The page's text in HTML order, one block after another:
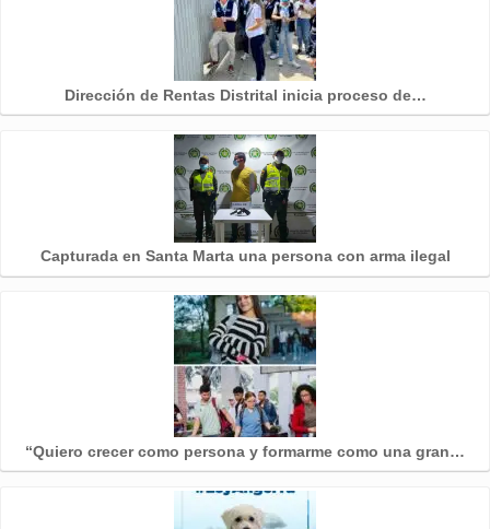
Dirección de Rentas Distrital inicia proceso de…
Capturada en Santa Marta una persona con arma ilegal
“Quiero crecer como persona y formarme como una gran…